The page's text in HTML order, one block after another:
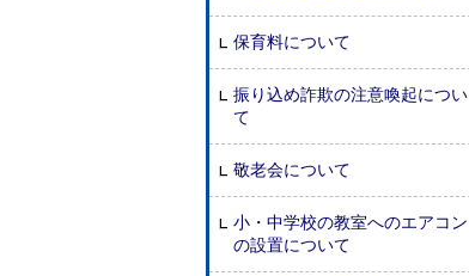
保育料について
振り込め詐欺の注意喚起につい
て
敬老会について
小・中学校の教室へのエアコン
の設置について